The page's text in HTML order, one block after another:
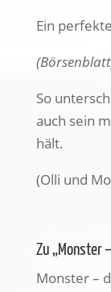
Ein
So
auch sein
hält.
(Olli und
Zu „Monster
Monster –